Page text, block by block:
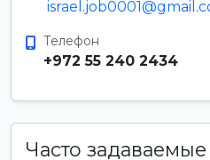
Телефон
+972 55 240 2434
Часто